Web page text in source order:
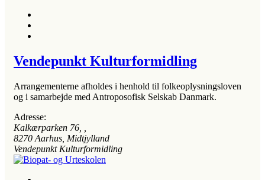
Vendepunkt Kulturformidling
Arrangementerne afholdes i henhold til folkeoplysningsloven
og i samarbejde med Antroposofisk Selskab Danmark.
Adresse:
Kalkærparken 76
8270 Aarhus, Midtjylland
Vendepunkt Kulturformidling